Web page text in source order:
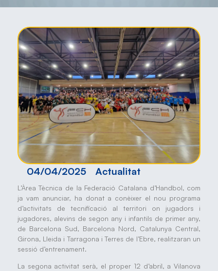
04/04/2025 Actualitat
L’Àrea Tècnica de la Federació Catalana d’Handbol, com
ja vam anunciar, ha donat a conèixer el nou programa
d’activitats de tecnificació al territori on jugadors i
jugadores, alevins de segon any i infantils de primer any,
de Barcelona Sud, Barcelona Nord, Catalunya Central,
Girona, Lleida i Tarragona i Terres de l’Ebre, realitzaran un
sessió d’entrenament.
La segona activitat serà, el proper 12 d’abril, a Vilanova